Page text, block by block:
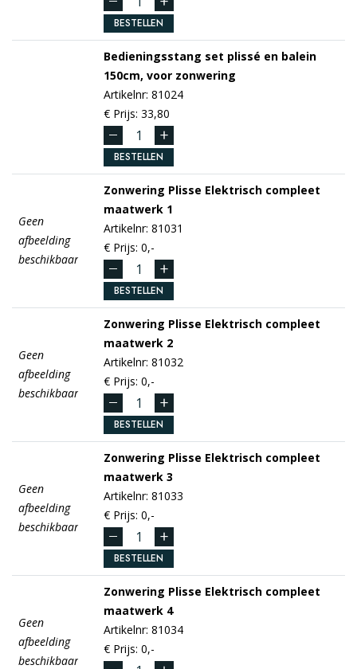
BESTELLEN
Bedieningsstang set plissé en balein
150cm, voor zonwering
Artikelnr: 81024
€ Prijs: 33,80
BESTELLEN
Geen
afbeelding
beschikbaar
Zonwering Plisse Elektrisch compleet
maatwerk 1
Artikelnr: 81031
€ Prijs: 0,-
BESTELLEN
Geen
afbeelding
beschikbaar
Zonwering Plisse Elektrisch compleet
maatwerk 2
Artikelnr: 81032
€ Prijs: 0,-
BESTELLEN
Geen
afbeelding
beschikbaar
Zonwering Plisse Elektrisch compleet
maatwerk 3
Artikelnr: 81033
€ Prijs: 0,-
BESTELLEN
Geen
afbeelding
beschikbaar
Zonwering Plisse Elektrisch compleet
maatwerk 4
Artikelnr: 81034
€ Prijs: 0,-